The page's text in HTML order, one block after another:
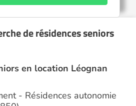
de résidences seniors
en location Léognan
- Résidences autonomie